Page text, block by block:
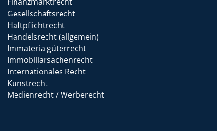
Gesellschaftsrecht
Haftpflichtrecht
Handelsrecht (allgemein)
Immaterialgüterrecht
Immobiliarsachenrecht
Internationales Recht
Kunstrecht
Medienrecht / Werberecht